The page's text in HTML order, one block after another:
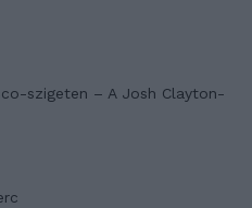
szigeten – A Josh Clayton-